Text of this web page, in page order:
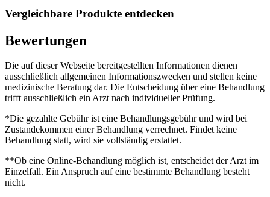
Vergleichbare Produkte entdecken
Bewertungen
Die auf dieser Webseite bereitgestellten Informationen dienen
ausschließlich allgemeinen Informationszwecken und stellen keine
medizinische Beratung dar. Die Entscheidung über eine Behandlung
trifft ausschließlich ein Arzt nach individueller Prüfung.
*Die gezahlte Gebühr ist eine Behandlungsgebühr und wird bei
Zustandekommen einer Behandlung verrechnet. Findet keine
Behandlung statt, wird sie vollständig erstattet.
**Ob eine Online-Behandlung möglich ist, entscheidet der Arzt im
Einzelfall. Ein Anspruch auf eine bestimmte Behandlung besteht
nicht.